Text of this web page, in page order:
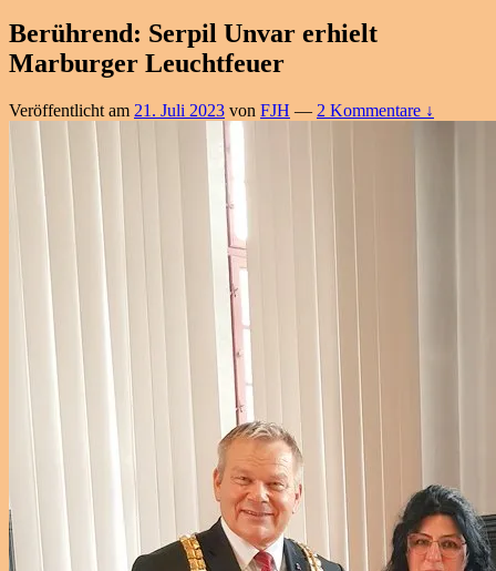
Berührend: Serpil Unvar erhielt
Marburger Leuchtfeuer
Veröffentlicht am 21. Juli 2023 von FJH — 2 Kommentare ↓